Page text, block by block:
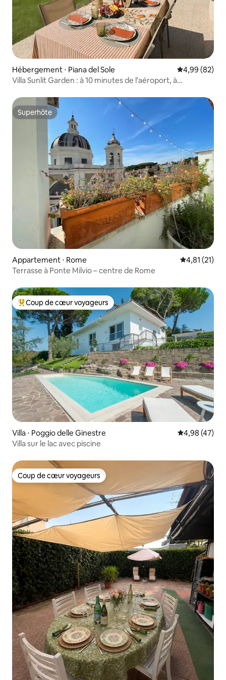
Hébergement ⋅ Piana del Sole Évaluation
4,99 (82)
Villa Sunlit Garden : à 10 minutes de l'aéroport, à
Superhôte
Superhôte
Appartement ⋅ Rome Évaluation
4,81 (21)
Terrasse à Ponte Milvio – centre de Rome
Coups de cœur voyageurs les plus appréciés
Coup de cœur voyageurs
Villa ⋅ Poggio delle Ginestre Évaluation
4,98 (47)
Villa sur le lac avec piscine
Coup de cœur voyageurs
Coup de cœur voyageurs